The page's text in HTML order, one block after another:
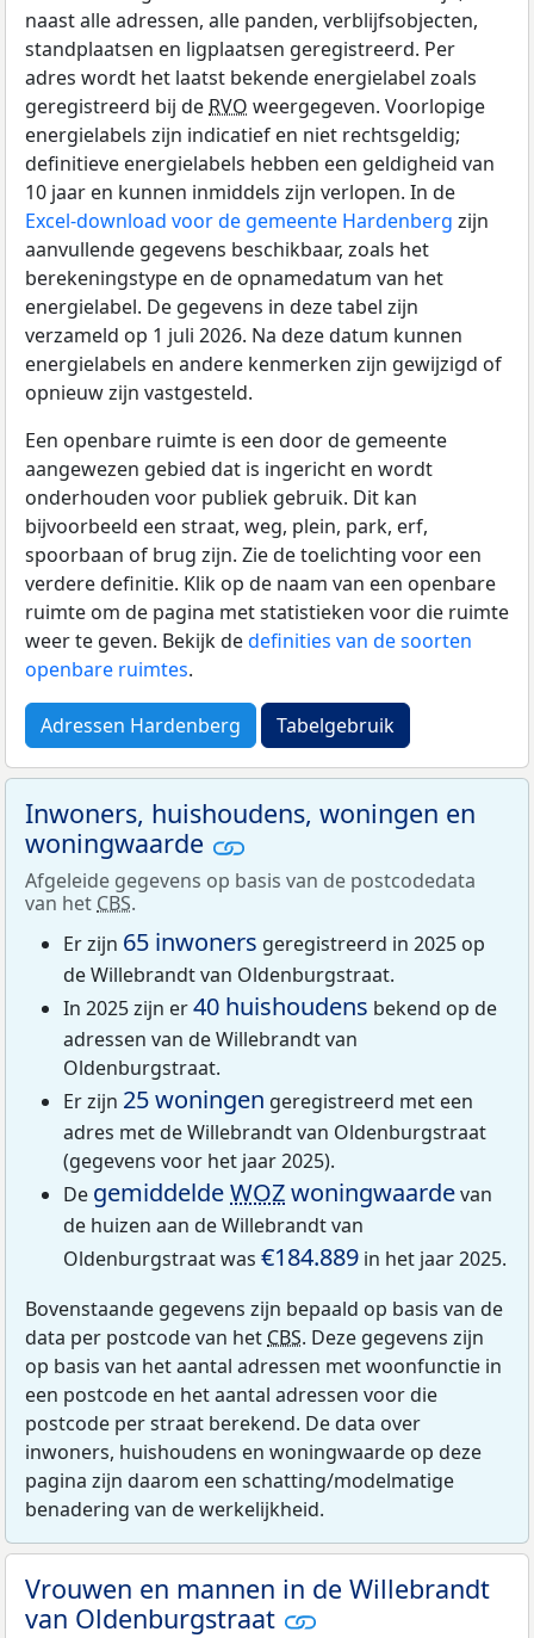
naast alle adressen, alle panden, verblijfsobjecten,
standplaatsen en ligplaatsen geregistreerd. Per
adres wordt het laatst bekende energielabel zoals
geregistreerd bij de RVO weergegeven. Voorlopige
energielabels zijn indicatief en niet rechtsgeldig;
definitieve energielabels hebben een geldigheid van
10 jaar en kunnen inmiddels zijn verlopen. In de
Excel-download voor de gemeente Hardenberg zijn
aanvullende gegevens beschikbaar, zoals het
berekeningstype en de opnamedatum van het
energielabel. De gegevens in deze tabel zijn
verzameld op 1 juli 2026. Na deze datum kunnen
energielabels en andere kenmerken zijn gewijzigd of
opnieuw zijn vastgesteld.
Een openbare ruimte is een door de gemeente
aangewezen gebied dat is ingericht en wordt
onderhouden voor publiek gebruik. Dit kan
bijvoorbeeld een straat, weg, plein, park, erf,
spoorbaan of brug zijn. Zie de toelichting voor een
verdere definitie. Klik op de naam van een openbare
ruimte om de pagina met statistieken voor die ruimte
weer te geven. Bekijk dedefinities van de soorten
openbare ruimtes.
Adressen Hardenberg Tabelgebruik
Inwoners, huishoudens, woningen en
woningwaarde
Afgeleide gegevens op basis van de postcodedata
van het CBS.
Er zijn 65 inwoners geregistreerd in 2025 op
de Willebrandt van Oldenburgstraat.
In 2025 zijn er40 huishoudens bekend op de
adressen van de Willebrandt van
Oldenburgstraat.
Er zijn 25 woningen geregistreerd met een
adres met de Willebrandt van Oldenburgstraat
(gegevens voor het jaar 2025).
De gemiddeldeWOZwoningwaardevan
de huizen aan de Willebrandt van
Oldenburgstraat was €184.889 in het jaar 2025.
Bovenstaande gegevens zijn bepaald op basis van de
data per postcode van het CBS. Deze gegevens zijn
op basis van het aantal adressen met woonfunctie in
een postcode en het aantal adressen voor die
postcode per straat berekend. De data over
inwoners, huishoudens en woningwaarde op deze
pagina zijn daarom een schatting/modelmatige
benadering van de werkelijkheid.
Vrouwen en mannen in de Willebrandt
van Oldenburgstraat